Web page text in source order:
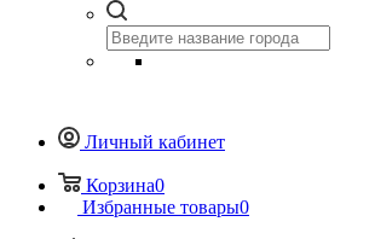
Личный кабинет
Корзина0
Избранные товары0